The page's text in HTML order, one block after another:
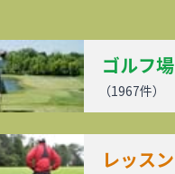
ゴルフ場
（1967件）
レッスン